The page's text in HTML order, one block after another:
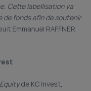
Cette labellisation va
de fonds afin de soutenir
Emmanuel RAFFNER,
de KC Invest,